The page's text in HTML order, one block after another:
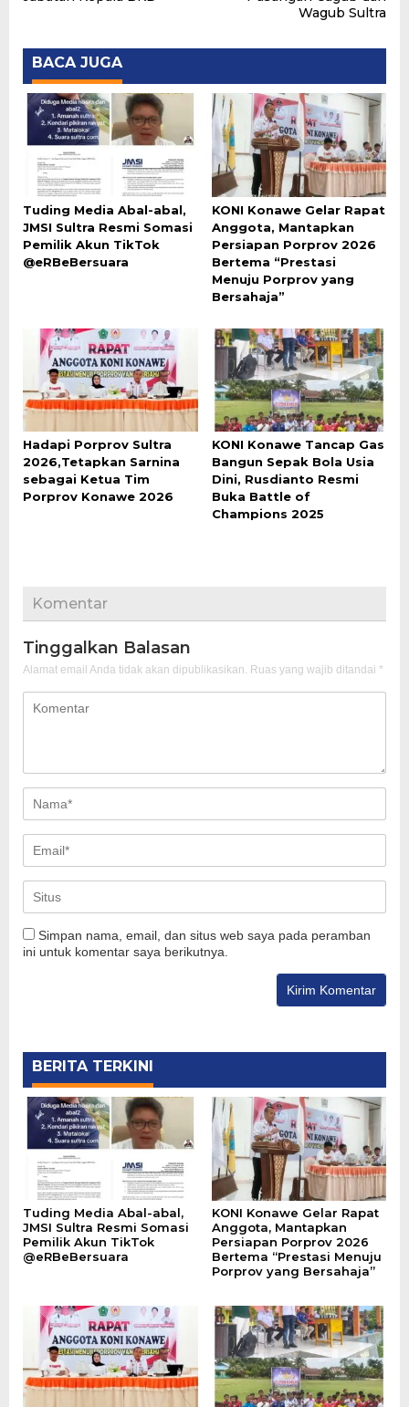
Wagub Sultra
BACA JUGA
Tuding Media Abal-abal,
JMSI Sultra Resmi Somasi
Pemilik Akun TikTok
@eRBeBersuara
KONI Konawe Gelar Rapat
Anggota, Mantapkan
Persiapan Porprov 2026
Bertema “Prestasi
Menuju Porprov yang
Bersahaja”
Hadapi Porprov Sultra
2026,Tetapkan Sarnina
sebagai Ketua Tim
Porprov Konawe 2026
KONI Konawe Tancap Gas
Bangun Sepak Bola Usia
Dini, Rusdianto Resmi
Buka Battle of
Champions 2025
Komentar
Tinggalkan Balasan
Alamat email Anda tidak akan dipublikasikan. Ruas yang wajib ditandai *
Simpan nama, email, dan situs web saya pada peramban
ini untuk komentar saya berikutnya.
BERITA TERKINI
Tuding Media Abal-abal,
JMSI Sultra Resmi Somasi
Pemilik Akun TikTok
@eRBeBersuara
KONI Konawe Gelar Rapat
Anggota, Mantapkan
Persiapan Porprov 2026
Bertema “Prestasi Menuju
Porprov yang Bersahaja”